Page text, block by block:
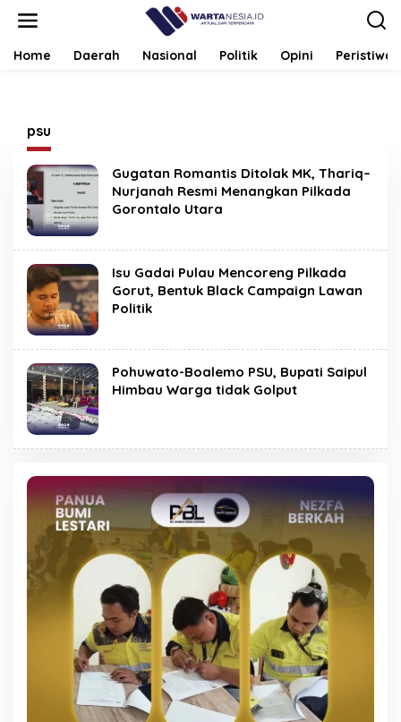
Home Daerah Nasional Politik Opini Peristiwa
psu
Gugatan Romantis Ditolak MK, Thariq–
Nurjanah Resmi Menangkan Pilkada
Gorontalo Utara
Isu Gadai Pulau Mencoreng Pilkada
Gorut, Bentuk Black Campaign Lawan
Politik
Pohuwato-Boalemo PSU, Bupati Saipul
Himbau Warga tidak Golput